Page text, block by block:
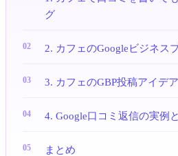
グ
2. カフェのGoogleビジネス
3. カフェのGBP投稿アイデア
4. Google口コミ返信の実例
まとめ